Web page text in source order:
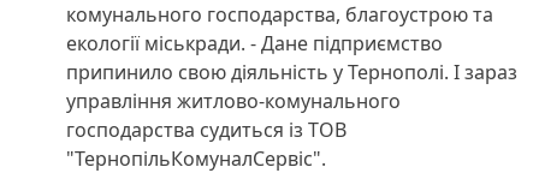
комунального господарства, благоустрою та
екології міськради. - Дане підприємство
припинило свою діяльність у Тернополі. І зараз
управління житлово-комунального
господарства судиться із ТОВ
"ТернопільКомуналСервіс".